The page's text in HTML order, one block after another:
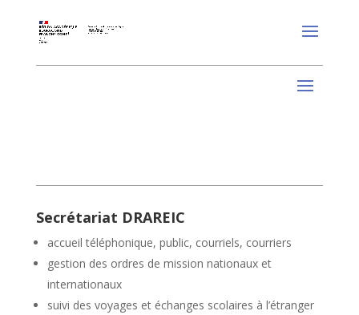
Secrétariat DRAREIC
accueil téléphonique, public, courriels, courriers
gestion des ordres de mission nationaux et
internationaux
suivi des voyages et échanges scolaires à l’étranger